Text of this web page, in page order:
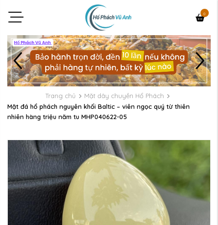
0
Trang chủ
Mặt dây chuyền Hổ Phách
Mặt đá hổ phách nguyên khối Baltic – viên ngọc quý từ thiên
nhiên hàng triệu năm tu MHP040622-05